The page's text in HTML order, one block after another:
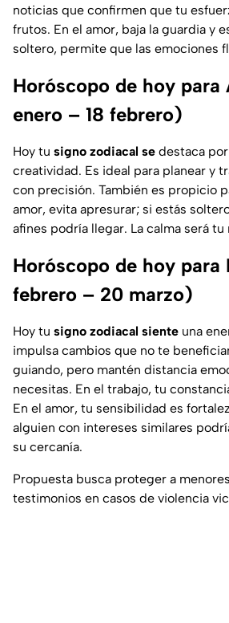
noticias que confirmen que tu
frutos. En el amor, baja la guardia y
soltero, permite que las emociones
Horóscopo de hoy
enero – 18 febrero)
Hoy tu signo zodiacal se destaca
creatividad. Es ideal para planear y
con precisión. También es propicio
amor, evita apresurar; si estás
afines podría llegar. La calma será tu
Horóscopo de hoy para
febrero – 20 marzo)
Hoy tu signo zodiacal siente una
impulsa cambios que no te
guiando, pero mantén distancia
necesitas. En el trabajo, tu
En el amor, tu sensibilidad es
alguien con intereses similares
su cercanía.
Propuesta busca proteger a
testimonios en casos de violencia